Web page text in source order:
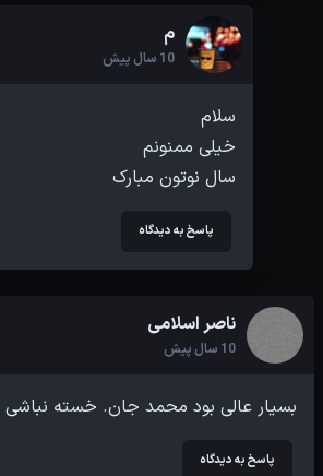
م
10 سال پیش
سال نوتون مبارک
پاسخ به دیدگاه
ناصر اسلامی
10 سال پیش
بسیار عالی بود محمد جان. خسته نباشی
پاسخ به دیدگاه